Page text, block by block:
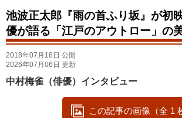
池波正太郎『雨の首ふり坂』が初
優が語る「江戸のアウトロー」の
2018年07月18日 公開
2026年07月06日 更新
中村梅雀（俳優）インタビュー
この記事の画像（全 1